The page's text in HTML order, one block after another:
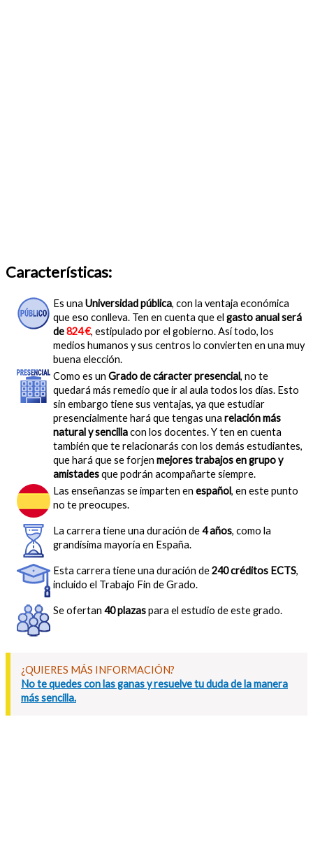
Características:
Es una Universidad pública, con la ventaja económica
que eso conlleva. Ten en cuenta que el gasto anual será
de824 €, estipulado por el gobierno. Así todo, los
medios humanos y sus centros lo convierten en una muy
buena elección.
Como es un Grado de cáracter presencial, no te
quedará más remedio que ir al aula todos los días. Esto
sin embargo tiene sus ventajas, ya que estudiar
presencialmente hará que tengas una relación más
natural y sencillacon los docentes. Y ten en cuenta
también que te relacionarás con los demás estudiantes,
que hará que se forjen mejores trabajos en grupo y
amistadesque podrán acompañarte siempre.
Las enseñanzas se imparten en español, en este punto
no te preocupes.
La carrera tiene una duración de4 años, como la
grandísima mayoría en España.
Esta carrera tiene una duración de240 créditos ECTS,
incluido el Trabajo Fin de Grado.
Se ofertan 40 plazaspara el estudio de este grado.
¿QUIERES MÁS INFORMACIÓN?
No te quedes con las ganas y resuelve tu duda de la manera
más sencilla.